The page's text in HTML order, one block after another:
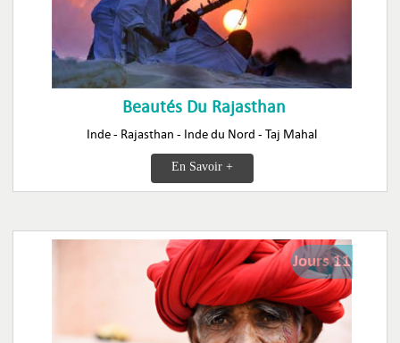
Beautés Du Rajasthan
Inde - Rajasthan - Inde du Nord - Taj Mahal
En Savoir +
Jours 11